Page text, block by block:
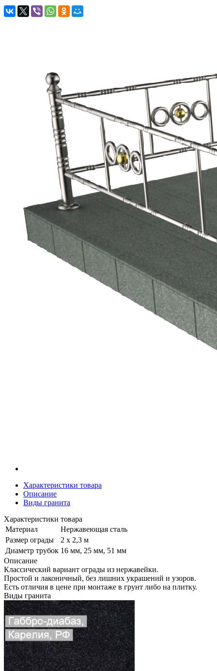
Характеристики товара
Описание
Виды гранита
Характеристики товара
Материал
Нержавеющая сталь
Размер ограды
2 х 2,3 м
Диаметр трубок 16 мм, 25 мм, 51 мм
Описание
Классический вариант ограды из нержавейки.
Простой и лаконичный, без лишних украшений и узоров.
Есть отличия в цене при монтаже в грунт либо на плитку.
Виды гранита